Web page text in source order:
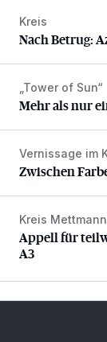
Nach Betrug:
Kreis
Nach Betrug:
Mehr als nur
„Tower of Sun“
Mehr als nur
Zwischen
Vernissage im
Zwischen
Appell für
Kreis Mettmann
Appell für
A3